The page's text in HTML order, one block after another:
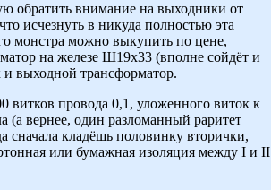
обратить внимание на выходники от
исчезнуть в никуда полностью эта
монстра можно выкупить по цене,
на железе Ш19х33 (вполне сойдёт и
выходной трансформатор.
витков провода 0,1, уложенного виток к
(а вернее, один разломанный раритет
сначала кладёшь половинку вторички,
или бумажная изоляция между I и II